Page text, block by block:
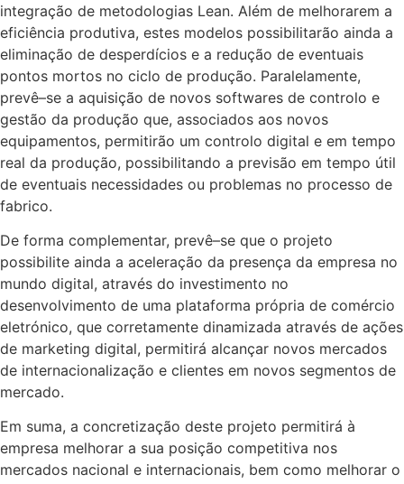
integração de metodologias Lean. Além de melhorarem a
eficiência produtiva, estes modelos possibilitarão ainda a
eliminação de desperdícios e a redução de eventuais
pontos mortos no ciclo de produção. Paralelamente,
prevê–se a aquisição de novos softwares de controlo e
gestão da produção que, associados aos novos
equipamentos, permitirão um controlo digital e em tempo
real da produção, possibilitando a previsão em tempo útil
de eventuais necessidades ou problemas no processo de
fabrico.
De forma complementar, prevê–se que o projeto
possibilite ainda a aceleração da presença da empresa no
mundo digital, através do investimento no
desenvolvimento de uma plataforma própria de comércio
eletrónico, que corretamente dinamizada através de ações
de marketing digital, permitirá alcançar novos mercados
de internacionalização e clientes em novos segmentos de
mercado.
Em suma, a concretização deste projeto permitirá à
empresa melhorar a sua posição competitiva nos
mercados nacional e internacionais, bem como melhorar o